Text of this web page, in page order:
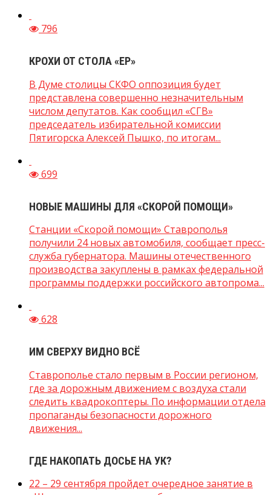
796
КРОХИ ОТ СТОЛА «ЕР»
В Думе столицы СКФО оппозиция будет
представлена совершенно незначительным
числом депутатов. Как сообщил «СГВ»
председатель избирательной комиссии
Пятигорска Алексей Пышко, по итогам...
699
НОВЫЕ МАШИНЫ ДЛЯ «СКОРОЙ ПОМОЩИ»
Станции «Скорой помощи» Ставрополья
получили 24 новых автомобиля, сообщает пресс-
служба губернатора. Машины отечественного
производства закуплены в рамках федеральной
программы поддержки российского автопрома...
628
ИМ СВЕРХУ ВИДНО ВСЁ
Ставрополье стало первым в России регионом,
где за дорожным движением с воздуха стали
следить квадрокоптеры. По информации отдела
пропаганды безопасности дорожного
движения...
ГДЕ НАКОПАТЬ ДОСЬЕ НА УК?
22 – 29 сентября пройдет очередное занятие в